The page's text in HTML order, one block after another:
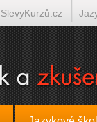
SlevyKurzů.cz
Tlumočení-